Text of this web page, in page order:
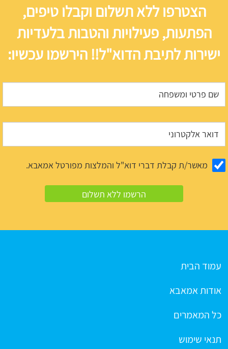
הצטרפו ללא תשלום וקבלו טיפים,
הפתעות, פעילויות והטבות בלעדיות
ישירות לתיבת הדוא"ל!! הירשמו עכשיו:
מאשר/ת קבלת דברי דוא"ל והמלצות מפורטל אמאבא.
עמוד הבית
אודות אמאבא
כל המאמרים
תנאי שימוש